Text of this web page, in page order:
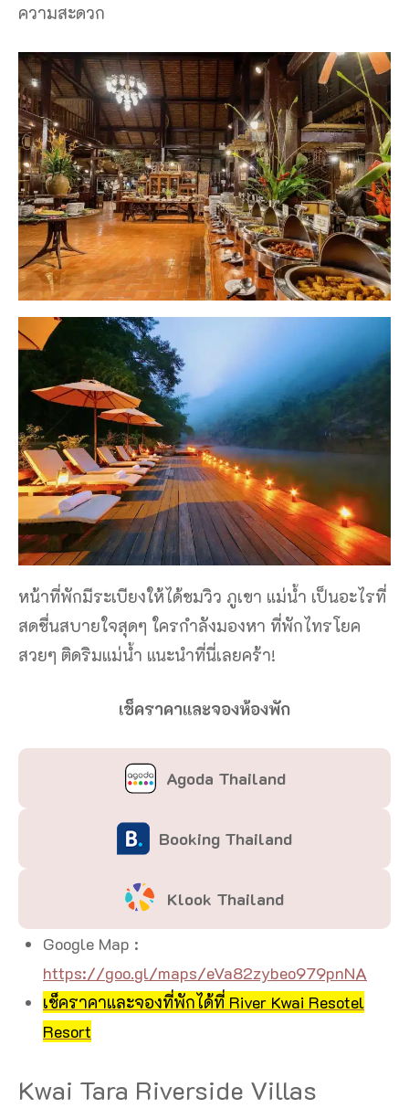
ความสะดวก
หน้าที่พักมีระเบียงให้ได้ชมวิว ภูเขา แม่น้ำ เป็นอะไรที่
สดชื่นสบายใจสุดๆ ใครกำลังมองหา ที่พักไทรโยค
สวยๆ ติดริมแม่น้ำ แนะนำที่นี่เลยคร้า!
เช็คราคาและจองห้องพัก
Agoda Thailand
Booking Thailand
Klook Thailand
Google Map :
https://goo.gl/maps/eVa82zybeo979pnNA
เช็คราคาและจองที่พักได้ที่ River Kwai Resotel
Resort
Kwai Tara Riverside Villas